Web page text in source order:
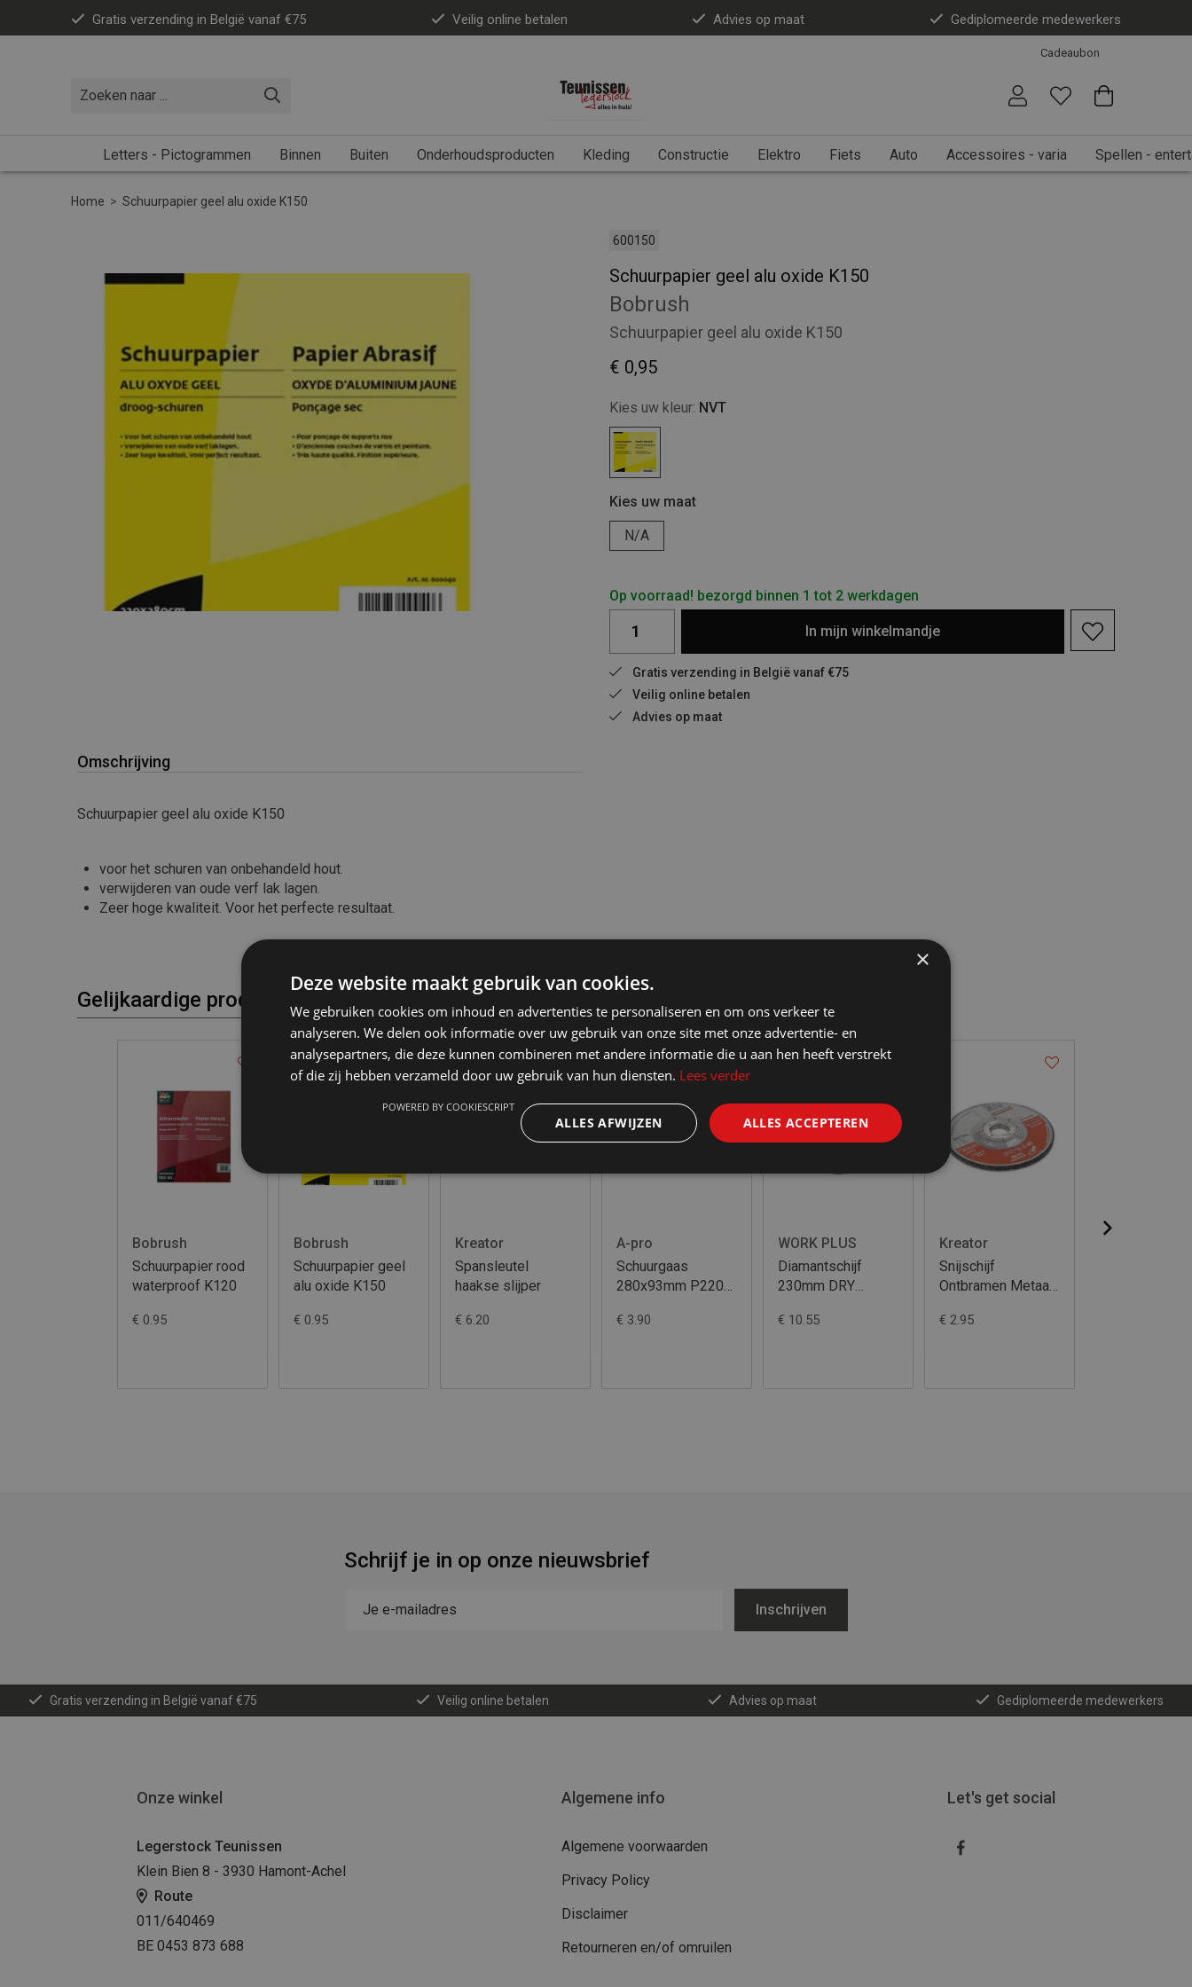
Gratis verzending in België vanaf €75 Veilig online betalen Advies op maat Gediplomeerde medewerkers
Cadeaubon
Letters - Pictogrammen Binnen Buiten Onderhoudsproducten Kleding Constructie Elektro Fiets Auto Accessoires - varia Spellen -
Home > Schuurpapier geel alu oxide K150
600150
Schuurpapier geel alu oxide K150
Bobrush
Schuurpapier geel alu oxide K150
€ 0,95
Kies uw kleur: NVT
Kies uw maat
N/A
Op voorraad! bezorgd binnen 1 tot 2 werkdagen
In mijn winkelmandje
Gratis verzending in België vanaf €75
Veilig online betalen
Advies op maat
Omschrijving
Schuurpapier geel alu oxide K150
voor het schuren van onbehandeld hout.
verwijderen van oude verf lak lagen.
Zeer hoge kwaliteit. Voor het perfecte resultaat.
Gelijkaardige producten
Bobrush
Schuurpapier rood
waterproof K120
€ 0.95
Bobrush
Schuurpapier geel
alu oxide K150
€ 0.95
Kreator
Spansleutel
haakse slijper
€ 6.20
A-pro
Schuurgaas
280x93mm P220
€ 3.90
WORK PLUS
Diamantschijf
230mm DRY
€ 10.55
Kreator
Snijschijf
Ontbramen Metaal
€ 2.95
Schrijf je in op onze nieuwsbrief
Inschrijven
Gratis verzending in België vanaf €75 Veilig online betalen Advies op maat Gediplomeerde medewerkers
Onze winkel
Legerstock Teunissen
Klein Bien 8 - 3930 Hamont-Achel
Route
011/640469
BE 0453 873 688
Algemene info
Algemene voorwaarden
Privacy Policy
Disclaimer
Retourneren en/of omruilen
Let's get social
×
Deze website maakt gebruik van cookies.
We gebruiken cookies om inhoud en advertenties te personaliseren en om ons verkeer te
analyseren. We delen ook informatie over uw gebruik van onze site met onze advertentie- en
analysepartners, die deze kunnen combineren met andere informatie die u aan hen heeft verstrekt
of die zij hebben verzameld door uw gebruik van hun diensten. Lees verder
ALLES ACCEPTEREN
ALLES AFWIJZEN
POWERED BY COOKIESCRIPT